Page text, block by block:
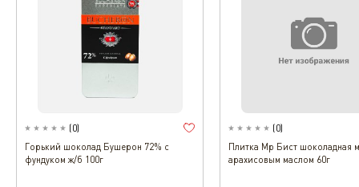
(0)
Горький шоколад Бушерон 72% с
фундуком ж/б 100г
(0)
Плитка Мр Бист шоколадная
арахисовым маслом 60г